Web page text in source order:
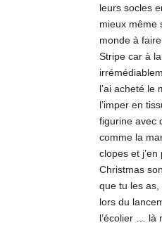
leurs socles
mieux même
monde à
Stripe car à
l’ai acheté le
l’imper en
figurine avec
comme la
clopes et
Christmas
que tu les
lors du
l’écolier … là